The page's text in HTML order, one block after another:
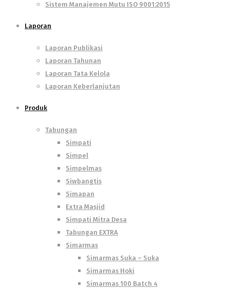
Sistem Manajemen Mutu ISO 9001:2015
Laporan
Laporan Publikasi
Laporan Tahunan
Laporan Tata Kelola
Laporan Keberlanjutan
Produk
Tabungan
Simpati
Simpel
Simpelmas
Siwbangtis
Simapan
Extra Masjid
Simpati Mitra Desa
Tabungan EXTRA
Simarmas
Simarmas Suka – Suka
Simarmas Hoki
Simarmas 100 Batch 4